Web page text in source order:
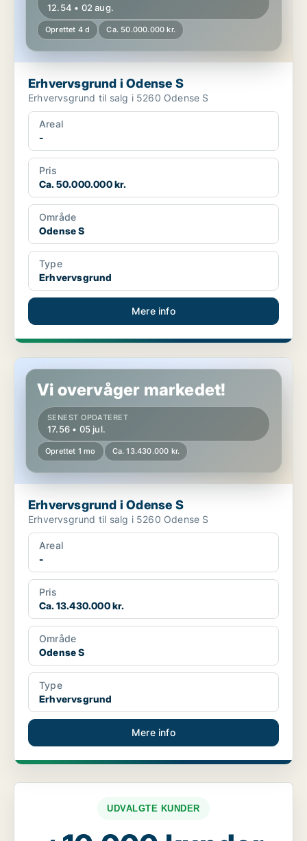
12.54 • 02 aug.
Oprettet 4 d Ca. 50.000.000 kr.
Erhvervsgrund i Odense S
Erhvervsgrund til salg i 5260 Odense S
Areal
-
Pris
Ca. 50.000.000 kr.
Område
Odense S
Type
Erhvervsgrund
Mere info
Erhvervsgrund i Odense S
Vi overvåger markedet!
SENEST OPDATERET
17.56 • 05 jul.
Oprettet 1 mo Ca. 13.430.000 kr.
Erhvervsgrund i Odense S
Erhvervsgrund til salg i 5260 Odense S
Areal
-
Pris
Ca. 13.430.000 kr.
Område
Odense S
Type
Erhvervsgrund
Mere info
UDVALGTE KUNDER